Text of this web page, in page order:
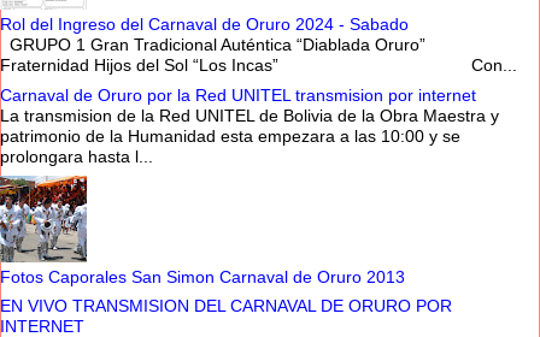
Rol del Ingreso del Carnaval de Oruro 2024 - Sabado
GRUPO 1 Gran Tradicional Auténtica “Diablada Oruro”
Fraternidad Hijos del Sol “Los Incas” Con...
Carnaval de Oruro por la Red UNITEL transmision por internet
La transmision de la Red UNITEL de Bolivia de la Obra Maestra y
patrimonio de la Humanidad esta empezara a las 10:00 y se
prolongara hasta l...
Fotos Caporales San Simon Carnaval de Oruro 2013
EN VIVO TRANSMISION DEL CARNAVAL DE ORURO POR
INTERNET